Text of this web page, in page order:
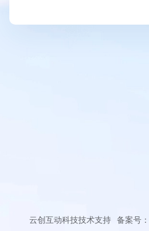
云创互动科技技术支持 备案号：